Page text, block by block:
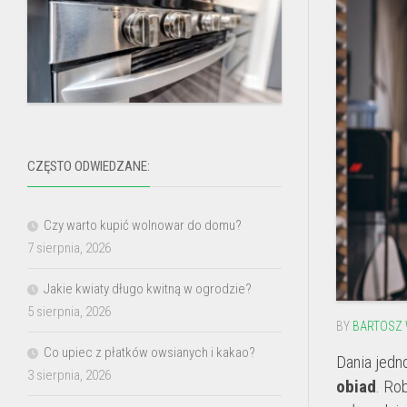
BY BARTOSZ
Dania
obiad.
CZĘSTO ODWIEDZANE:
Czy warto kupić wolnowar do domu?
7 sierpnia, 2026
Jakie kwiaty długo kwitną w ogrodzie?
5 sierpnia, 2026
Co upiec z płatków owsianych i kakao?
3 sierpnia, 2026